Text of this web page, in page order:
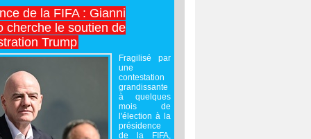
de la FIFA : Gianni
cherche le soutien de
Trump
Fragilisé par
une
contestation
grandissante
à quelques
mois de
l'élection à la
présidence
de la FIFA,